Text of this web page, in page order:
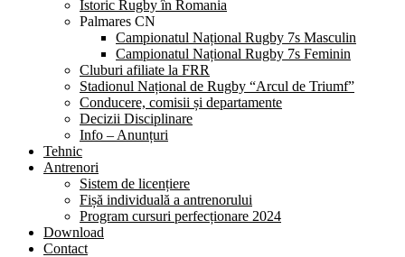
Istoric Rugby în Romania
Palmares CN
Campionatul Național Rugby 7s Masculin
Campionatul Național Rugby 7s Feminin
Cluburi afiliate la FRR
Stadionul Național de Rugby “Arcul de Triumf”
Conducere, comisii și departamente
Decizii Disciplinare
Info – Anunțuri
Tehnic
Antrenori
Sistem de licențiere
Fișă individuală a antrenorului
Program cursuri perfecționare 2024
Download
Contact